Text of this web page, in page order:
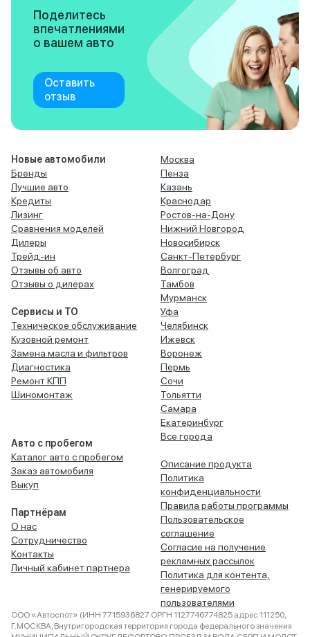
Поделитесь
впечатлениями
о вашем авто
Оставить
отзыв
Новые автомобили
Бренды
Лучшие авто
Кредиты
Лизинг
Сравнения моделей
Дилеры
Трейд-ин
Отзывы об авто
Отзывы о дилерах
Сервисы и ТО
Техническое обслуживание
Кузовной ремонт
Замена масла и фильтров
Диагностика
Ремонт КПП
Шиномонтаж
Авто с пробегом
Каталог авто с пробегом
Заказ автомобиля
Выкуп
Партнёрам
О нас
Сотрудничество
Контакты
Личный кабинет партнера
Москва
Пенза
Казань
Краснодар
Ростов-на-Дону
Нижний Новгород
Новосибирск
Санкт-Петербург
Волгоград
Тамбов
Мурманск
Уфа
Челябинск
Ижевск
Воронеж
Пермь
Сочи
Тольятти
Самара
Екатеринбург
Все города
Описание продукта
Политика
конфиденциальности
Правила работы программы
Пользовательское
соглашение
Согласие на получение
рекламных рассылок
Политика для контента,
генерируемого
пользователями
ООО «Автоспот» (ИНН 7715936827 ОРГН 1127746774825 адрес 111250,
Г.МОСКВА, Внутригородская территория города федерального значения